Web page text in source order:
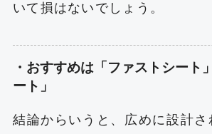
いて損はないでしょう。
・おすすめは「ファストシート
ート」
結論からいうと、広めに設計さ